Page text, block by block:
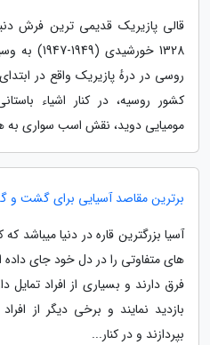
1328
روسی در درهٔ پازیریک واقع در
کشور روسیه، در کنار اشیاء
مومیایی دوید، نقش اسب سواری به
برترین مقاصد آسیایی برای گشت و
آسیا بزرگترین قاره در دنیا میباشد
های متفاوتی را در دل خود جای
فرق دارند و بسیاری از افراد تمایل
بازدید نمایند و برخی دیگر از
بپردازند و در کنار...